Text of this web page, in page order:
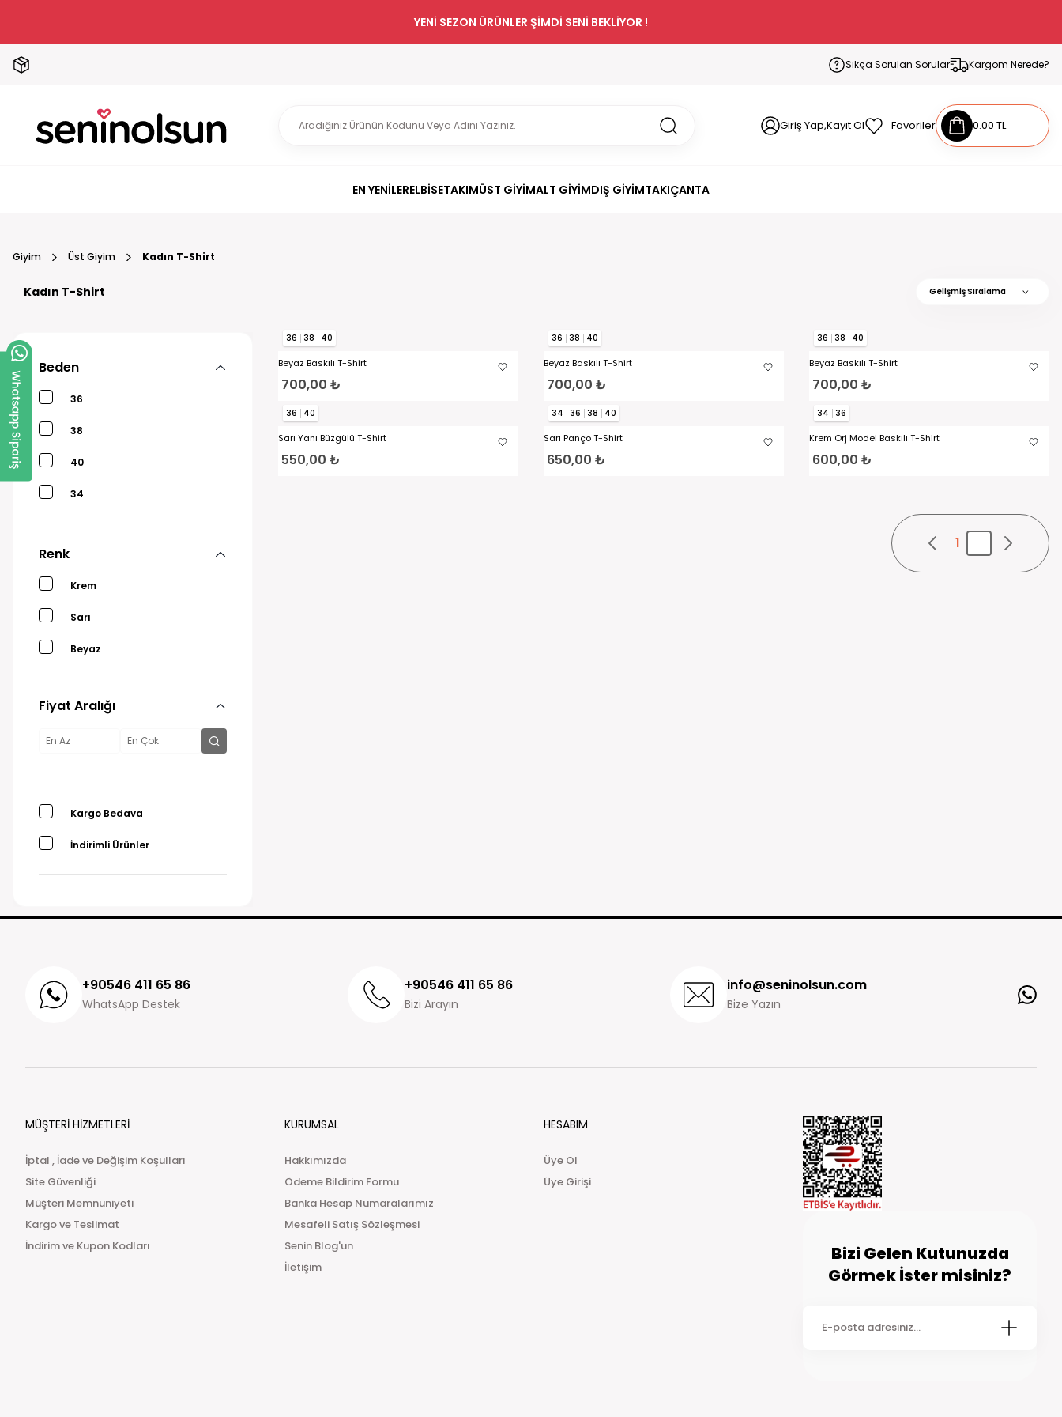
YENİ SEZON ÜRÜNLER ŞİMDİ SENİ BEKLİYOR !
Sıkça Sorulan Sorular Kargom Nerede?
Giriş Yap,Kayıt Ol Favoriler 0.00 TL
EN YENİLERELBİSETAKIMÜST GİYİMALT GİYİMDIŞ GİYİMTAKIÇANTA
Giyim Üst Giyim Kadın T-Shirt
Kadın T-Shirt
Beden
36
38
40
34
Renk
Krem
Sarı
Beyaz
Fiyat Aralığı
Kargo Bedava
İndirimli Ürünler
36 38 40
Beyaz Baskılı T-Shirt
700,00 ₺
36 38 40
Beyaz Baskılı T-Shirt
700,00 ₺
36 38 40
Beyaz Baskılı T-Shirt
700,00 ₺
36 40
Sarı Yanı Büzgülü T-Shirt
550,00 ₺
34 36 38 40
Sarı Panço T-Shirt
650,00 ₺
34 36
Krem Orj Model Baskılı T-Shirt
600,00 ₺
1
+90546 411 65 86
WhatsApp Destek
+90546 411 65 86
Bizi Arayın
info@seninolsun.com
Bize Yazın
MÜŞTERİ HİZMETLERİ
İptal , İade ve Değişim Koşulları
Site Güvenliği
Müşteri Memnuniyeti
Kargo ve Teslimat
İndirim ve Kupon Kodları
KURUMSAL
Hakkımızda
Ödeme Bildirim Formu
Banka Hesap Numaralarımız
Mesafeli Satış Sözleşmesi
Senin Blog'un
İletişim
HESABIM
Üye Ol
Üye Girişi
Bizi Gelen Kutunuzda
Görmek İster misiniz?